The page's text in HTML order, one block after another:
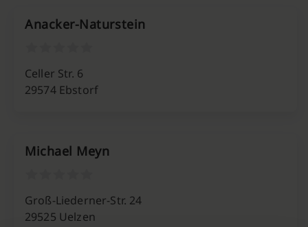
Anacker-Naturstein
Celler Str. 6
29574 Ebstorf
Michael Meyn
Groß-Liederner-Str. 24
29525 Uelzen